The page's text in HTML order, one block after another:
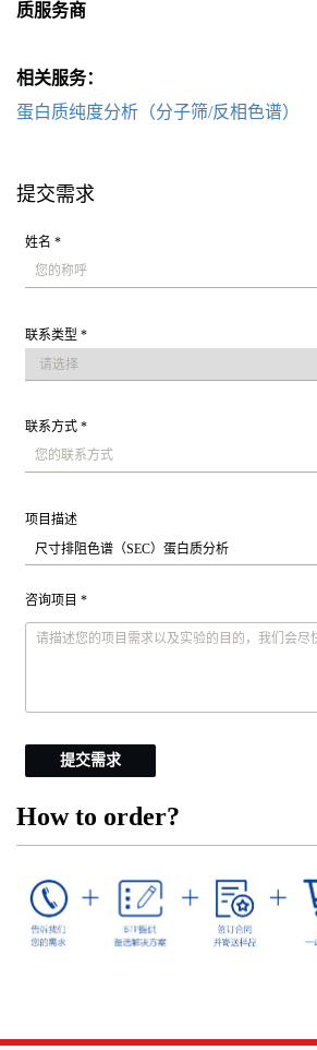
质服务商
相关服务：
蛋白质纯度分析（分子筛/反相色谱）
提交需求
姓名 *
联系类型 *
联系方式 *
项目描述
咨询项目 *
提交需求
How to order?